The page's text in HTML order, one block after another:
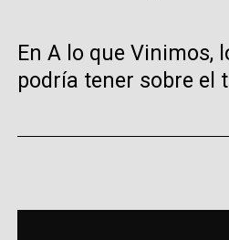
En A lo que Vinimos,
podría tener sobre el